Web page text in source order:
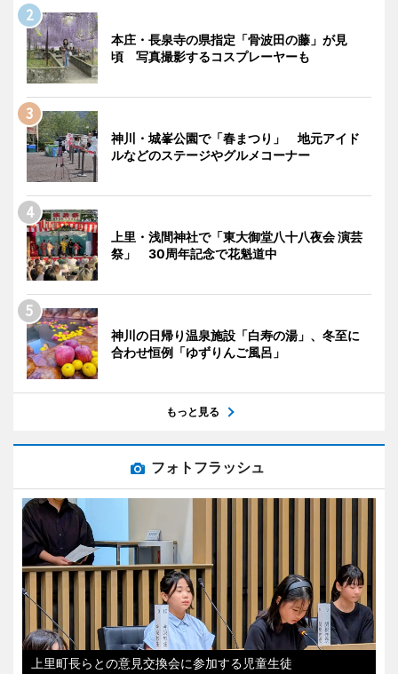
本庄・長泉寺の県指定「骨波田の藤」が見
頃 写真撮影するコスプレーヤーも
神川・城峯公園で「春まつり」 地元アイド
ルなどのステージやグルメコーナー
上里・浅間神社で「東大御堂八十八夜会 演芸
祭」 30周年記念で花魁道中
神川の日帰り温泉施設「白寿の湯」、冬至に
合わせ恒例「ゆずりんご風呂」
もっと見る
フォトフラッシュ
上里町長らとの意見交換会に参加する児童生徒